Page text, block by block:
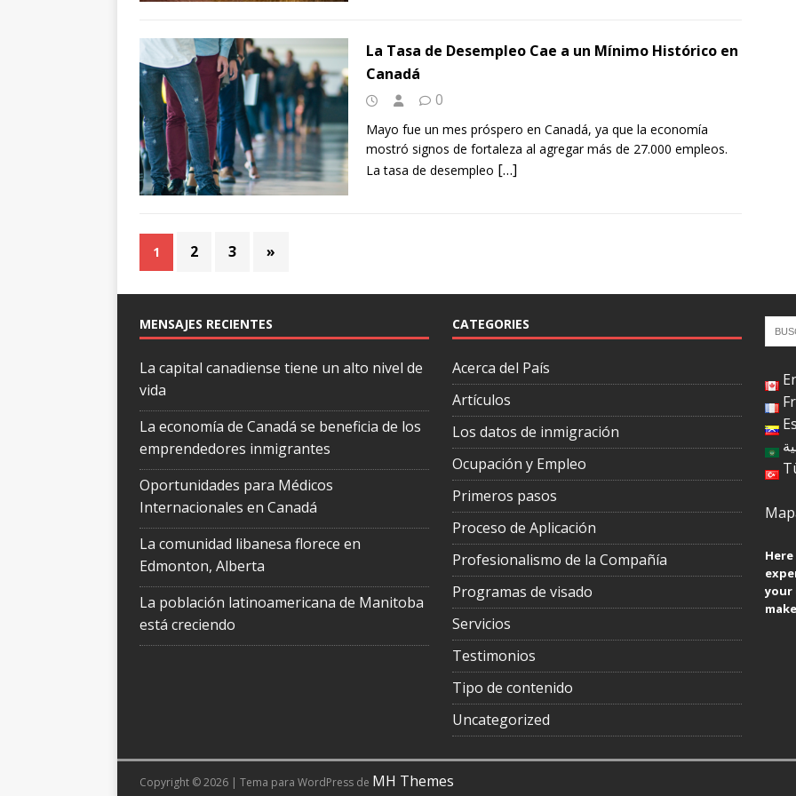
La Tasa de Desempleo Cae a un Mínimo Histórico en
Canadá
0
Mayo fue un mes próspero en Canadá, ya que la economía
mostró signos de fortaleza al agregar más de 27.000 empleos.
La tasa de desempleo […]
1 2 3 »
MENSAJES RECIENTES
La capital canadiense tiene un alto nivel de
vida
La economía de Canadá se beneficia de los
emprendedores inmigrantes
Oportunidades para Médicos
Internacionales en Canadá
La comunidad libanesa florece en
Edmonton, Alberta
La población latinoamericana de Manitoba
está creciendo
CATEGORIES
Acerca del País
Artículos
Los datos de inmigración
Ocupación y Empleo
Primeros pasos
Proceso de Aplicación
Profesionalismo de la Compañía
Programas de visado
Servicios
Testimonios
Tipo de contenido
Uncategorized
your
Copyright © 2026 | Tema para WordPress de MH Themes